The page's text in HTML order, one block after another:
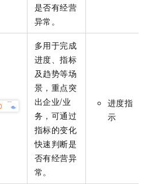
是否有经营
异常。
多用于完成
进度、指标
及趋势等场
景，重点突
出企业/业
务，可通过
指标的变化
快速判断是
否有经营异
常。
进度指
示